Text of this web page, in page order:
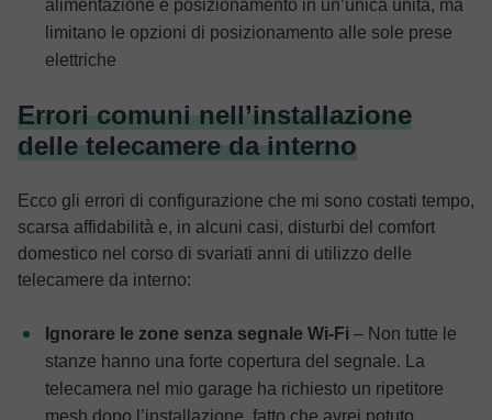
alimentazione e posizionamento in un’unica unità, ma
limitano le opzioni di posizionamento alle sole prese
elettriche
Errori comuni nell’installazione
delle telecamere da interno
Ecco gli errori di configurazione che mi sono costati tempo,
scarsa affidabilità e, in alcuni casi, disturbi del comfort
domestico nel corso di svariati anni di utilizzo delle
telecamere da interno:
Ignorare le zone senza segnale Wi-Fi – Non tutte le
stanze hanno una forte copertura del segnale. La
telecamera nel mio garage ha richiesto un ripetitore
mesh dopo l’installazione, fatto che avrei potuto